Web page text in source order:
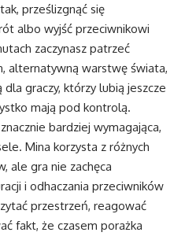
prześlizgnąć się
albo wyjść przeciwnikowi
zaczynasz patrzeć
alternatywną warstwę świata,
graczy, którzy lubią jeszcze
mają pod kontrolą.
bardziej wymagająca,
Mina korzysta z różnych
ale gra nie zachęca
i odhaczania przeciwników
przestrzeń, reagować
fakt, że czasem porażka